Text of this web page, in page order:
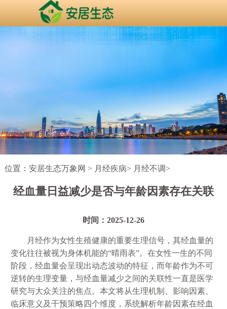
位置： 安居生态万象网 > 月经疾病> 月经不调>
经血量日益减少是否与年龄因素存在关联
时间：2025-12-26
月经作为女性生殖健康的重要生理信号，其经血量的
变化往往被视为身体机能的“晴雨表”。在女性一生的不同
阶段，经血量会呈现出动态波动的特征，而年龄作为不可
逆转的生理变量，与经血量减少之间的关联性一直是医学
研究与大众关注的焦点。本文将从生理机制、影响因素、
临床意义及干预策略四个维度，系统解析年龄因素在经血